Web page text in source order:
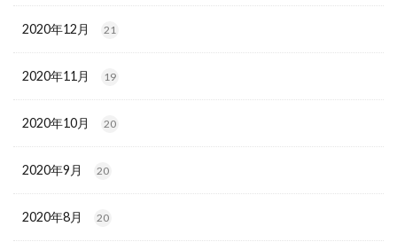
2020年12月 21
2020年11月 19
2020年10月 20
2020年9月 20
2020年8月 20